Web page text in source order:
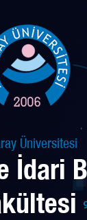
Üniversitesi
İdari